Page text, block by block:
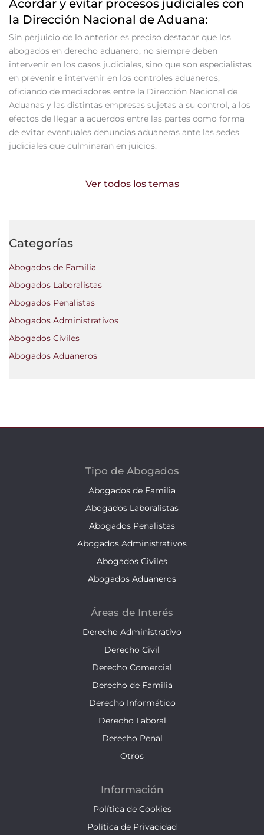
Acordar y evitar procesos judiciales con
la Dirección Nacional de Aduana:
Sin perjuicio de lo anterior es preciso destacar que los
abogados en derecho aduanero, no siempre deben
intervenir en los casos judiciales, sino que son especialistas
en prevenir e intervenir en los controles aduaneros,
oficiando de mediadores entre la Dirección Nacional de
Aduanas y las distintas empresas sujetas a su control, a los
efectos de llegar a acuerdos entre las partes como forma
de evitar eventuales denuncias aduaneras ante las sedes
judiciales que culminaran en juicios.
Ver todos los temas
Categorías
Abogados de Familia
Abogados Laboralistas
Abogados Penalistas
Abogados Administrativos
Abogados Civiles
Abogados Aduaneros
Tipo de Abogados
Abogados de Familia
Abogados Laboralistas
Abogados Penalistas
Abogados Administrativos
Abogados Civiles
Abogados Aduaneros
Áreas de Interés
Derecho Administrativo
Derecho Civil
Derecho Comercial
Derecho de Familia
Derecho Informático
Derecho Laboral
Derecho Penal
Otros
Información
Política de Cookies
Política de Privacidad